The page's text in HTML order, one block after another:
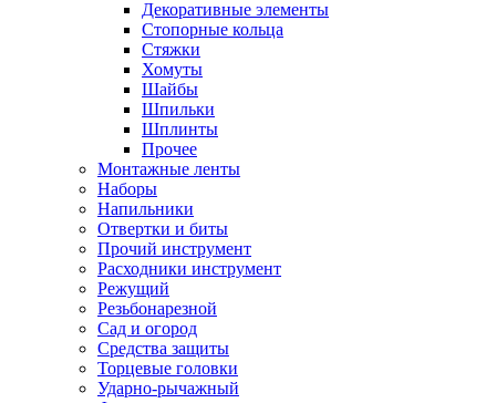
Декоративные элементы
Стопорные кольца
Стяжки
Хомуты
Шайбы
Шпильки
Шплинты
Прочее
Монтажные ленты
Наборы
Напильники
Отвертки и биты
Прочий инструмент
Расходники инструмент
Режущий
Резьбонарезной
Сад и огород
Средства защиты
Торцевые головки
Ударно-рычажный